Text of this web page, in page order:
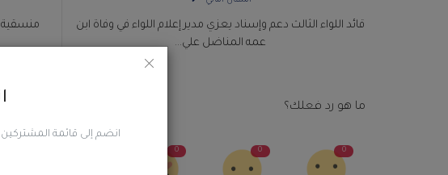
انضم إلى قائمة
منسقية
قائد اللواء الثالث دعم وإسناد يعزي مدير إعلام اللواء في وفاة ابن
عمه المناضل علي...
ما هو رد فعلك؟
0
0
0